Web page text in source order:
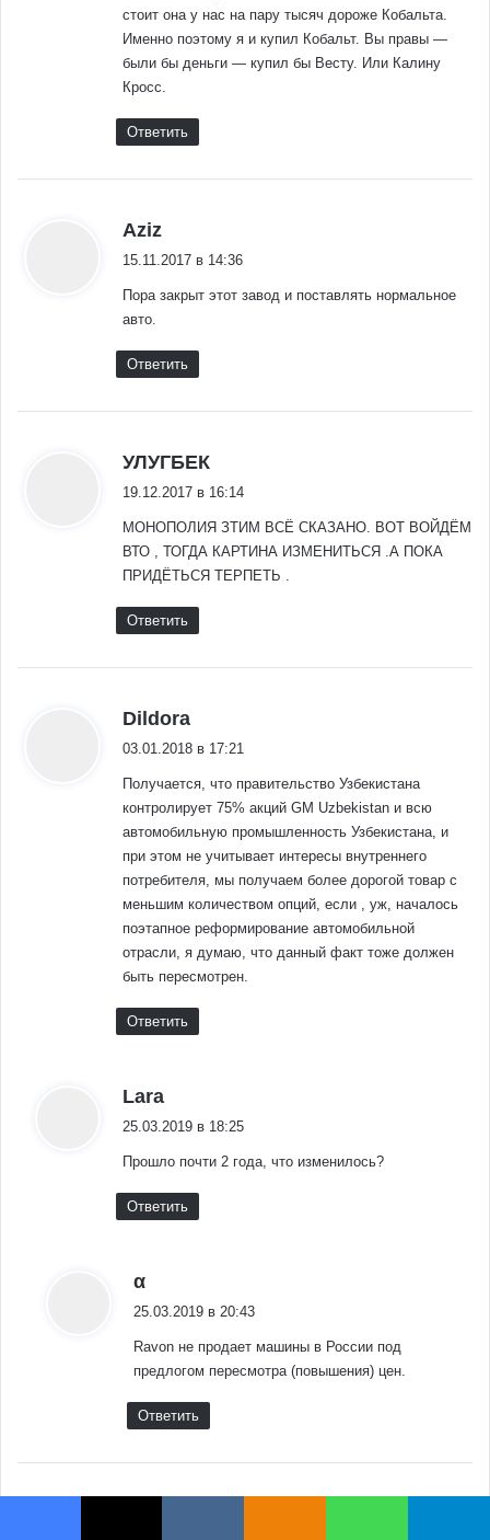
стоит она у нас на пару тысяч дороже Кобальта.
Именно поэтому я и купил Кобальт. Вы правы —
были бы деньги — купил бы Весту. Или Калину
Кросс.
Ответить
Aziz
15.11.2017 в 14:36
Пора закрыт этот завод и поставлять нормальное
авто.
Ответить
УЛУГБЕК
19.12.2017 в 16:14
МОНОПОЛИЯ ЗТИМ ВСЁ СКАЗАНО. ВОТ ВОЙДЁМ
ВТО , ТОГДА КАРТИНА ИЗМЕНИТЬСЯ .А ПОКА
ПРИДЁТЬСЯ ТЕРПЕТЬ .
Ответить
Dildora
03.01.2018 в 17:21
Получается, что правительство Узбекистана
контролирует 75% акций GM Uzbekistan и всю
автомобильную промышленность Узбекистана, и
при этом не учитывает интересы внутреннего
потребителя, мы получаем более дорогой товар с
меньшим количеством опций, если , уж, началось
поэтапное реформирование автомобильной
отрасли, я думаю, что данный факт тоже должен
быть пересмотрен.
Ответить
Lara
25.03.2019 в 18:25
Прошло почти 2 года, что изменилось?
Ответить
α
25.03.2019 в 20:43
Ravon не продает машины в России под
предлогом пересмотра (повышения) цен.
Ответить